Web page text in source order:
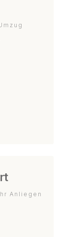
Anliegen